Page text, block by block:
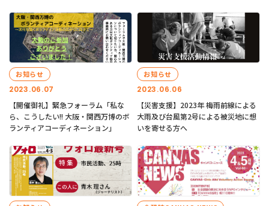
2023.06.07
お知らせ
【開催御礼】緊急フォーラム「私な
ら、こうしたい!! 大阪・関西万博のボ
ランティアコーディネーション」
2023.06.06
お知らせ
【災害支援】2023年 梅雨前線による
大雨及び台風第2号による被災地に想
いを寄せる方へ